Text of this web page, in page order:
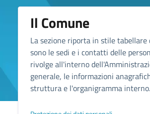
Il Comune
La sezione riporta in stile tabellare
sono le sedi e i contatti delle
rivolge all'interno
generale, le informazioni
struttura e l'organigramma interno.